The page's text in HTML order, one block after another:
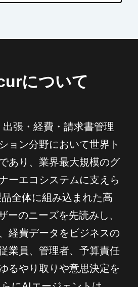
について
張・経費・請求書管理
ョン分野において世界ト
あり、業界最大規模のグ
ーエコシステムに支えら
全体に組み込まれた高
ーのニーズを先読みし、
経費データをビジネスの
業員、管理者、予算責任
るやり取りや意思決定を